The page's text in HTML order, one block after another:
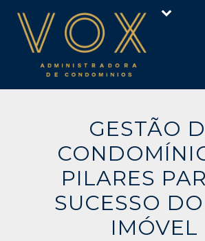
GESTÃO
PILARES
SUCESSO
IMÓVEL